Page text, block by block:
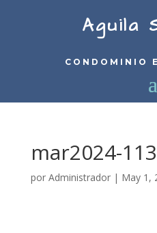
Aguila
CONDOMINIO
mar2024-113
por Administrador| May 1,